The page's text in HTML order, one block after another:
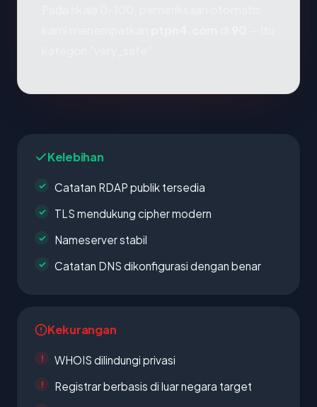
Kelebihan
Catatan RDAP publik tersedia
TLS mendukung cipher modern
Nameserver stabil
Catatan DNS dikonfigurasi dengan benar
Kekurangan
WHOIS dilindungi privasi
Registrar berbasis di luar negara target